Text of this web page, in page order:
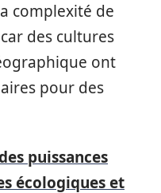
complexité de
des cultures
ont
pour des
puissances
écologiques et